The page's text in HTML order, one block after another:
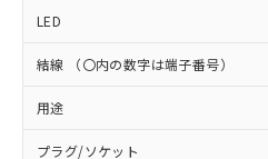
LED
結線 （〇内の数字は端子番号）
用途
プラグ/ソケット
以下の条件をお読みい
対応予定：EU RoHS指
有に対応した製品に切
商品です。
対応予定なし：EU
非含有に非対応の商品